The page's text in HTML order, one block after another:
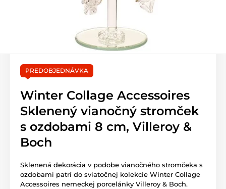
PREDOBJEDNÁVKA
Winter Collage Accessoires
Sklenený vianočný stromček
s ozdobami 8 cm, Villeroy &
Boch
Sklenená dekorácia v podobe vianočného stromčeka s
ozdobami patrí do sviatočnej kolekcie Winter Collage
Accessoires nemeckej porcelánky Villeroy & Boch.